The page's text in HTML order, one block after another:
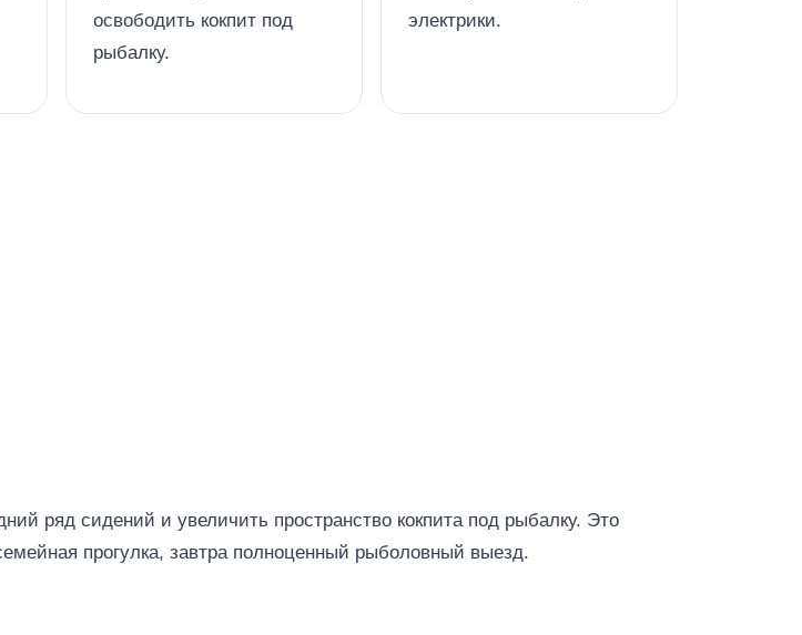
освободить кокпит под
рыбалку.
электрики.
ряд сидений и увеличить пространство кокпита под рыбалку. Это
прогулка, завтра полноценный рыболовный выезд.